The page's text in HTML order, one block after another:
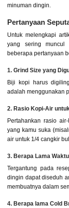
minuman dingin.
Pertanyaan
Untuk melengkapi
yang sering muncul
beberapa pertanyaan
1. Grind Size yang
Biji kopi harus
adalah menggunakan
2. Rasio Kopi-Air
Pertahankan rasio
yang kamu suka
air untuk 1/4 cangkir
3. Berapa Lama
Tergantung pada
dingin dapat diseduh
membuatnya dalam
4. Berapa lama Cold